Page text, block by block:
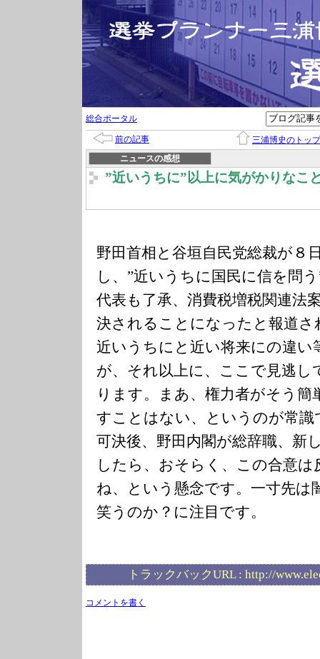
総合ポータル
前の記事
三浦博史のトップ
ニュースの感想
”近いうちに”以上に気がかりなこ
野田首相と谷垣自民党総裁が８
し、”近いうちに国民に信を問
代表も了承、消費税増税関連法
決されることになったと報道
近いうちにと近い将来にの違い
が、それ以上に、ここで見逃
ります。まあ、権力者がそう
すことはない、というのが常
可決後、野田内閣が総辞職、新
したら、おそらく、この合意
ね、という懸念です。一寸先は
笑うのか？に注目です。
トラックバックURL : http://
コメントを書く